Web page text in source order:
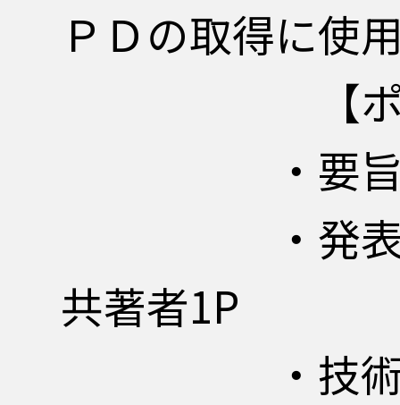
ＰＤの取得
【ポイント
・要旨集の
・発表用ス
共著者1P
・技術発表